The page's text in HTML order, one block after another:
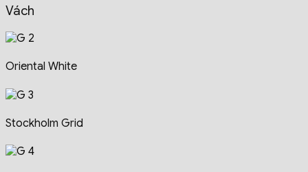
Vách
Oriental White
Stockholm Grid